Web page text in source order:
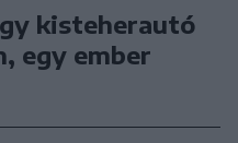
kisteherautó
egy ember